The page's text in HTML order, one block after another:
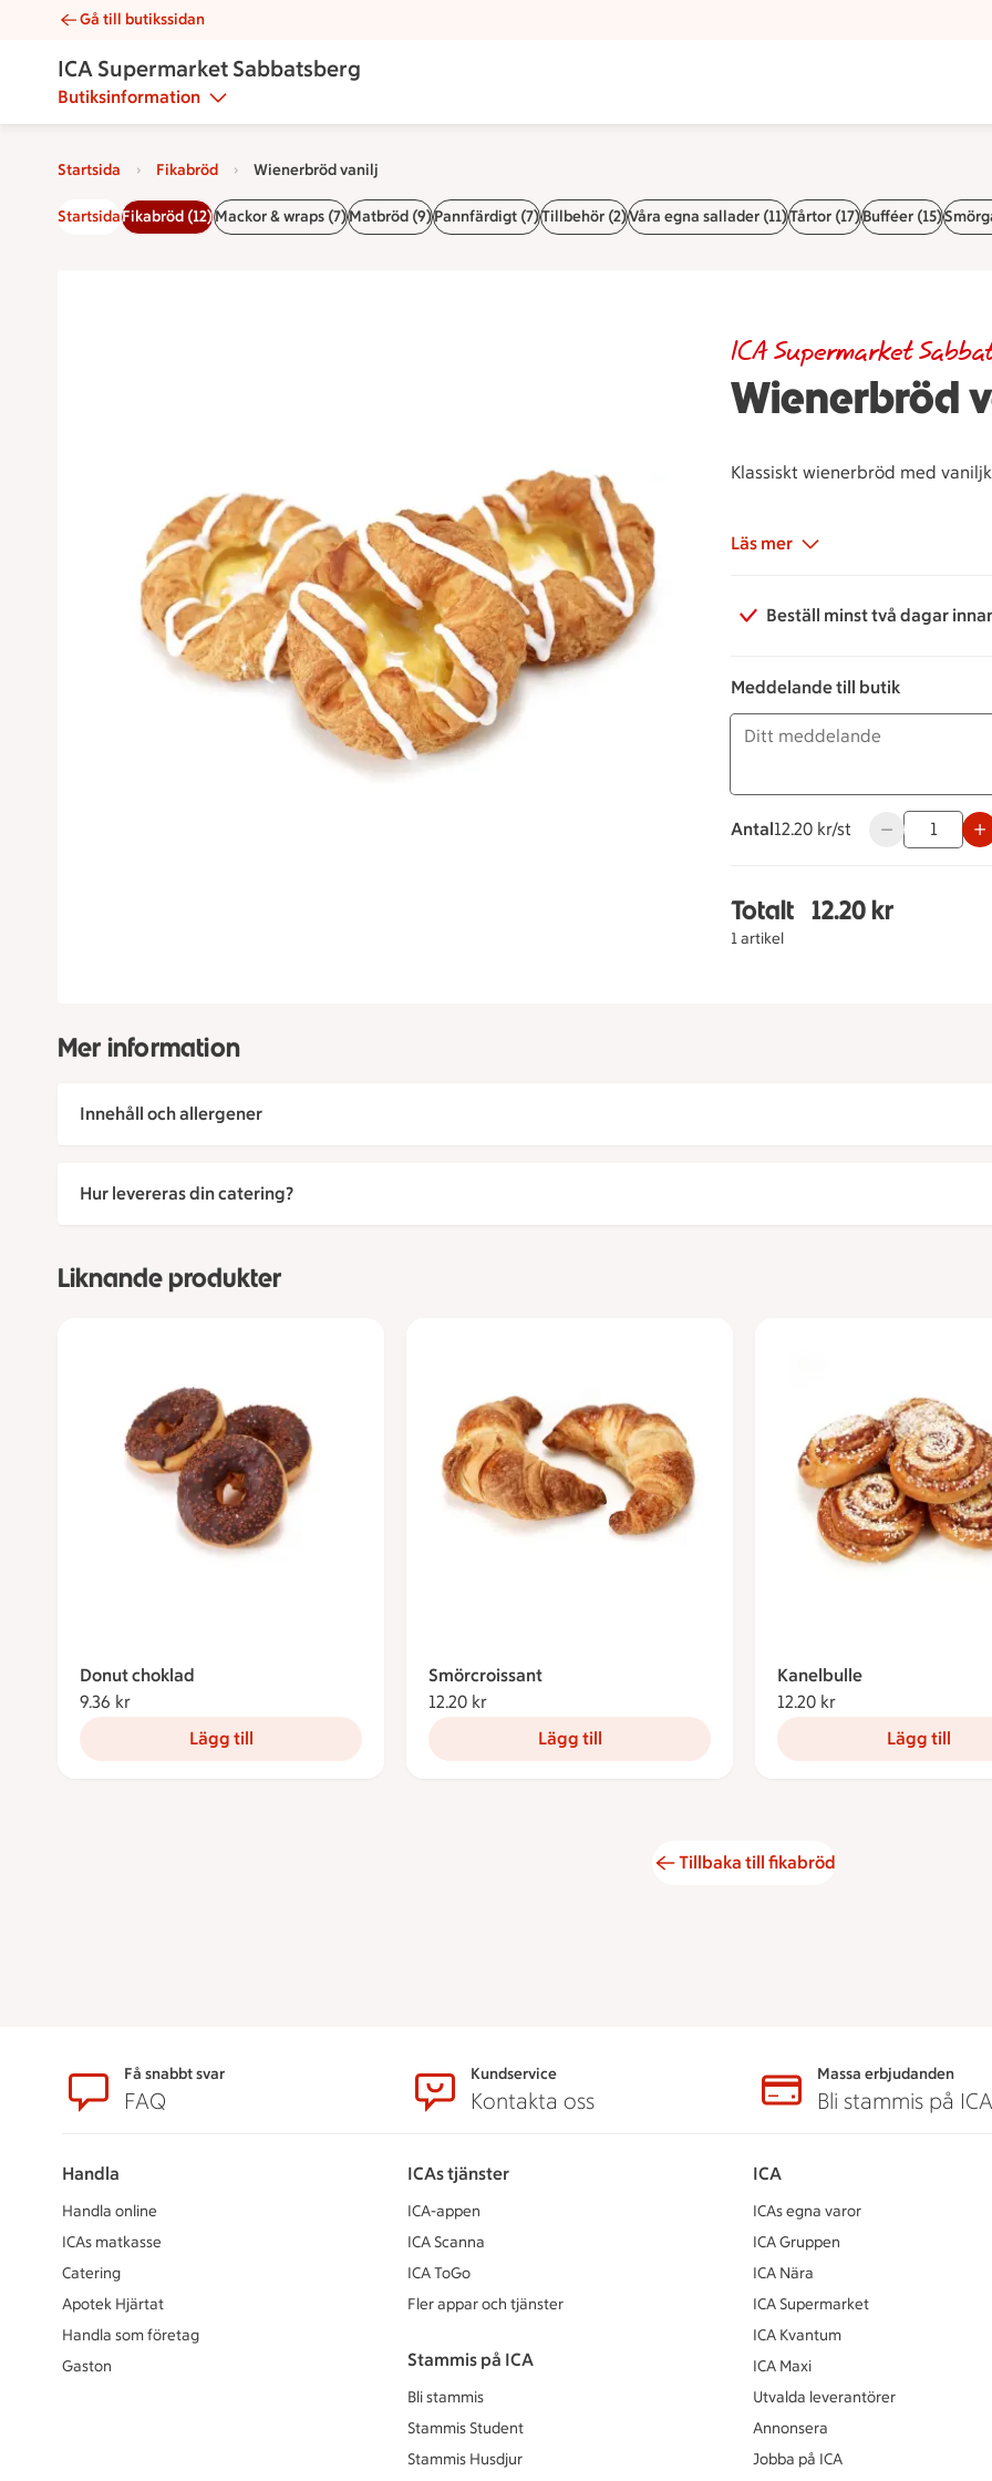
Wienerbröd vanilj | Catering ICA Supermarket Sabbatsberg
Gå till butikssidan
ICA Supermarket Sabbatsberg
Butiksinformation
Startsida Fikabröd Wienerbröd vanilj
StartsidaFikabröd (12)Mackor & wraps (7)Matbröd (9)Pannfärdigt (7)Tillbehör (2)Våra egna sallader (11)Tårtor (17)Bufféer (15)
Wienerbröd
ICA Supermarket
Klassiskt wienerbröd med
Läs mer
Beställ minst två dagar
Meddelande till butik
Antal
12.20 kronor styck
12.20 kr/st Använd
Totalt
1 artikel
Totalt 1 stycken
12.20 kr
Mer information
Innehåll och allergener
Hur levereras din catering?
Liknande produkter
Donut choklad
9.36 kr
Lägg till
Smörcroissant
12.20 kr
Lägg till
Kanelbulle
12.20 kr
Lägg till
Tillbaka till fikabröd
SidfotFå snabbt svar
FAQ
Kundservice
Kontakta oss
Massa erbjudanden
Bli stammis på ICA
Handla
Handla online
ICAs matkasse
Catering
Apotek Hjärtat
Handla som företag
Gaston
ICAs tjänster
ICA-appen
ICA Scanna
ICA ToGo
Fler appar och tjänster
Stammis på ICA
Bli stammis
Stammis Student
Stammis Husdjur
ICA
ICAs egna varor
ICA Gruppen
ICA Nära
ICA Supermarket
ICA Kvantum
ICA Maxi
Utvalda leverantörer
Annonsera
Jobba på ICA